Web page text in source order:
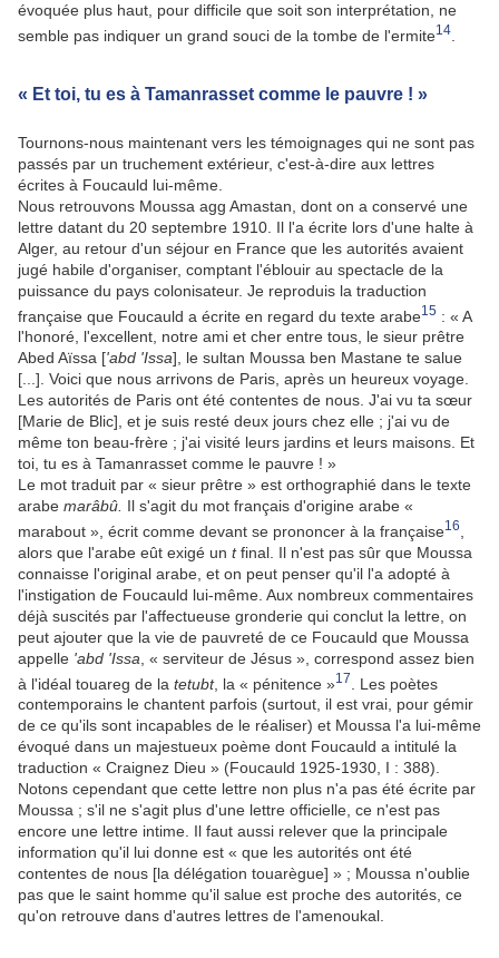
évoquée plus haut, pour difficile que soit son interprétation, ne
semble pas indiquer un grand souci de la tombe de l'ermite14
« Et toi, tu es à Tamanrasset comme le pauvre ! »
Tournons-nous maintenant vers les témoignages qui ne sont pas
passés par un truchement extérieur, c'est-à-dire aux lettres
écrites à Foucauld lui-même.
Nous retrouvons Moussa agg Amastan, dont on a conservé une
lettre datant du 20 septembre 1910. Il l'a écrite lors d'une halte à
Alger, au retour d'un séjour en France que les autorités avaient
jugé habile d'organiser, comptant l'éblouir au spectacle de la
puissance du pays colonisateur. Je reproduis la traduction
française que Foucauld a écrite en regard du texte arabe15 : « A
l'honoré, l'excellent, notre ami et cher entre tous, le sieur prêtre
Abed Aïssa ['abd 'Issa], le sultan Moussa ben Mastane te salue
[...]. Voici que nous arrivons de Paris, après un heureux voyage.
Les autorités de Paris ont été contentes de nous. J'ai vu ta sœur
[Marie de Blic], et je suis resté deux jours chez elle ; j'ai vu de
même ton beau-frère ; j'ai visité leurs jardins et leurs maisons. Et
toi, tu es à Tamanrasset comme le pauvre ! »
Le mot traduit par « sieur prêtre » est orthographié dans le texte
arabe marâbû. Il s'agit du mot français d'origine arabe «
marabout », écrit comme devant se prononcer à la française16
alors que l'arabe eût exigé un tfinal. Il n'est pas sûr que Moussa
connaisse l'original arabe, et on peut penser qu'il l'a adopté à
l'instigation de Foucauld lui-même. Aux nombreux commentaires
déjà suscités par l'affectueuse gronderie qui conclut la lettre, on
peut ajouter que la vie de pauvreté de ce Foucauld que Moussa
appelle 'abd 'Issa , « serviteur de Jésus », correspond assez bien
à l'idéal touareg de la tetubt, la « pénitence »17
. Les poètes
contemporains le chantent parfois (surtout, il est vrai, pour gémir
de ce qu'ils sont incapables de le réaliser) et Moussa l'a lui-même
évoqué dans un majestueux poème dont Foucauld a intitulé la
traduction « Craignez Dieu » (Foucauld 1925-1930, I : 388).
Notons cependant que cette lettre non plus n'a pas été écrite par
Moussa ; s'il ne s'agit plus d'une lettre officielle, ce n'est pas
encore une lettre intime. Il faut aussi relever que la principale
information qu'il lui donne est « que les autorités ont été
contentes de nous [la délégation touarègue] » ; Moussa n'oublie
pas que le saint homme qu'il salue est proche des autorités, ce
qu'on retrouve dans d'autres lettres de l'amenoukal.